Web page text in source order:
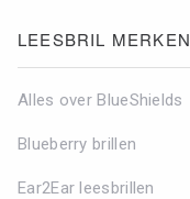
LEESBRIL MERKEN
Alles over BlueShields
Blueberry brillen
Ear2Ear leesbrillen